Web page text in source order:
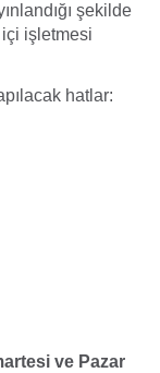
şekilde
içi işletmesi
hatlar:
ve Pazar